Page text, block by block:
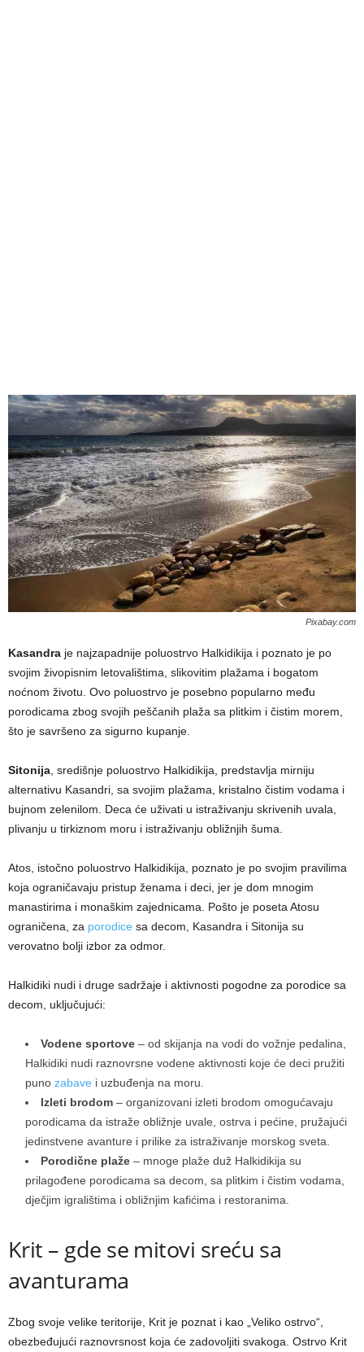
Pixabay.com
Kasandra je najzapadnije poluostrvo Halkidikija i poznato je po
svojim živopisnim letovalištima, slikovitim plažama i bogatom
noćnom životu. Ovo poluostrvo je posebno popularno među
porodicama zbog svojih peščanih plaža sa plitkim i čistim morem,
što je savršeno za sigurno kupanje.
Sitonija , središnje poluostrvo Halkidikija, predstavlja mirniju
alternativu Kasandri, sa svojim plažama, kristalno čistim vodama i
bujnom zelenilom. Deca će uživati ​​u istraživanju skrivenih uvala,
plivanju u tirkiznom moru i istraživanju obližnjih šuma.
Atos, istočno poluostrvo Halkidikija, poznato je po svojim pravilima
koja ograničavaju pristup ženama i deci, jer je dom mnogim
manastirima i monaškim zajednicama. Pošto je poseta Atosu
ograničena, za porodice sa decom, Kasandra i Sitonija su
verovatno bolji izbor za odmor.
Halkidiki nudi i druge sadržaje i aktivnosti pogodne za porodice sa
decom, uključujući:
Vodene sportove – od skijanja na vodi do vožnje pedalina,
Halkidiki nudi raznovrsne vodene aktivnosti koje će deci pružiti
puno zabave i uzbuđenja na moru.
Izleti brodom – organizovani izleti brodom omogućavaju
porodicama da istraže obližnje uvale, ostrva i pećine, pružajući
jedinstvene avanture i prilike za istraživanje morskog sveta.
Porodične plaže – mnoge plaže duž Halkidikija su
prilagođene porodicama sa decom, sa plitkim i čistim vodama,
dječjim igralištima i obližnjim kafićima i restoranima.
Krit – gde se mitovi sreću sa
avanturama
Zbog svoje velike teritorije, Krit je poznat i kao „Veliko ostrvo“,
obezbeđujući raznovrsnost koja će zadovoljiti svakoga. Ostrvo Krit